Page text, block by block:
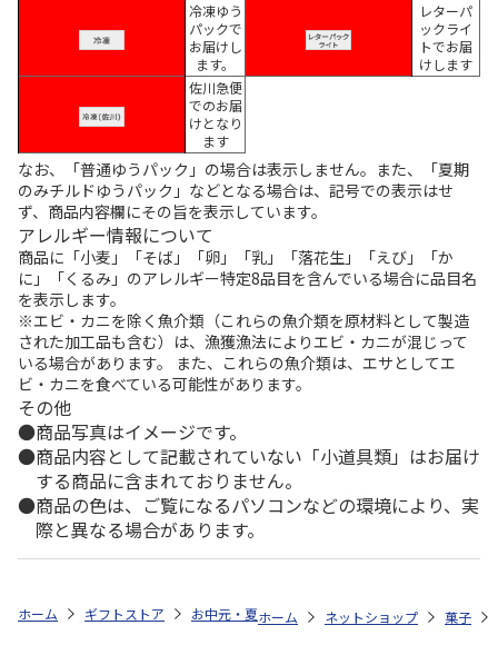
冷凍ゆう
パックで
お届けし
ます。
レターパ
ックライ
トでお届
けします
佐川急便
でのお届
けとなり
ます
なお、「普通ゆうパック」の場合は表示しません。また、「夏期
のみチルドゆうパック」などとなる場合は、記号での表示はせ
ず、商品内容欄にその旨を表示しています。
アレルギー情報について
商品に「小麦」「そば」「卵」「乳」「落花生」「えび」「か
に」「くるみ」のアレルギー特定8品目を含んでいる場合に品目名
を表示します。
※エビ・カニを除く魚介類（これらの魚介類を原材料として製造
された加工品も含む）は、漁獲漁法によりエビ・カニが混じって
いる場合があります。 また、これらの魚介類は、エサとしてエ
ビ・カニを食べている可能性があります。
その他
商品写真はイメージです。
商品内容として記載されていない「小道具類」はお届け
する商品に含まれておりません。
商品の色は、ご覧になるパソコンなどの環境により、実
際と異なる場合があります。
ホーム ギフトストア お中元・夏ギフト特集 2026 ゆうゆうギフト
ホーム ネットショップ 菓子